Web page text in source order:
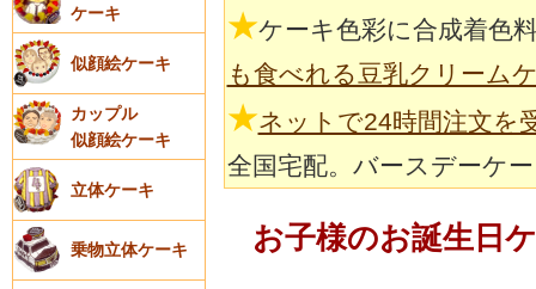
ケーキ
似顔絵ケーキ
カップル
似顔絵ケーキ
立体ケーキ
乗物立体ケーキ
★ケーキ色彩に合成着色
も食べれる豆乳クリーム
★ネットで24時間注文を
全国宅配。バースデーケ
お子様のお誕生日